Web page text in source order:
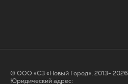
© ООО «СЗ «Новый Город», 2013- 2026
Юридический адрес: